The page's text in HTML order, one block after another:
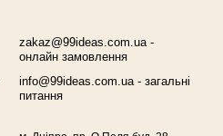
zakaz@99ideas.com.ua -
онлайн замовлення
info@99ideas.com.ua - загальні
питання